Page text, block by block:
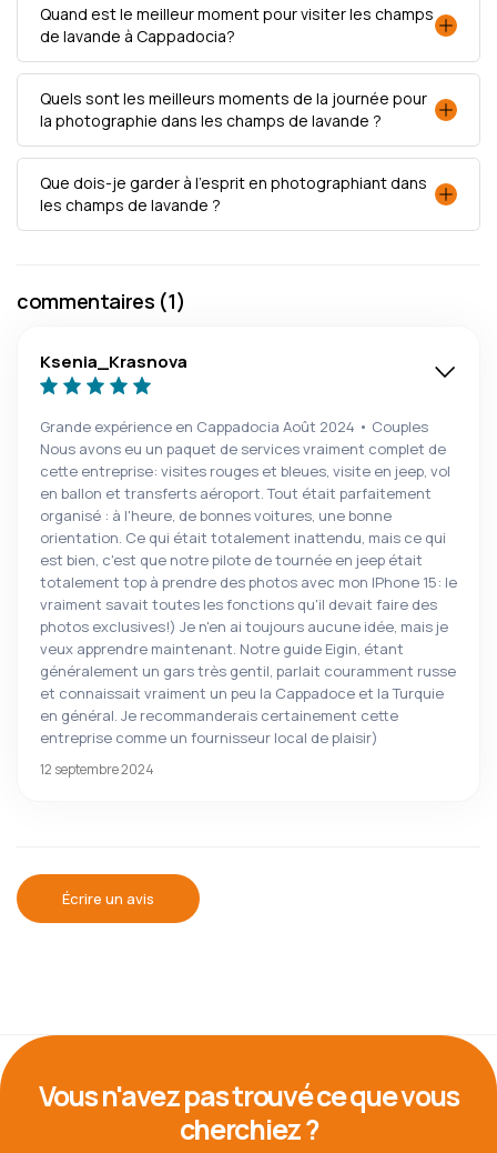
Quand est le meilleur moment pour visiter les champs
de lavande à Cappadocia?
Quels sont les meilleurs moments de la journée pour
la photographie dans les champs de lavande ?
Que dois-je garder à l'esprit en photographiant dans
les champs de lavande ?
commentaires (1)
Ksenia_Krasnova
Grande expérience en Cappadocia Août 2024 • Couples
Nous avons eu un paquet de services vraiment complet de
cette entreprise: visites rouges et bleues, visite en jeep, vol
en ballon et transferts aéroport. Tout était parfaitement
organisé : à l'heure, de bonnes voitures, une bonne
orientation. Ce qui était totalement inattendu, mais ce qui
est bien, c'est que notre pilote de tournée en jeep était
totalement top à prendre des photos avec mon IPhone 15: le
vraiment savait toutes les fonctions qu'il devait faire des
photos exclusives!) Je n'en ai toujours aucune idée, mais je
veux apprendre maintenant. Notre guide Eigin, étant
généralement un gars très gentil, parlait couramment russe
et connaissait vraiment un peu la Cappadoce et la Turquie
en général. Je recommanderais certainement cette
entreprise comme un fournisseur local de plaisir)
12 septembre 2024
Écrire un avis
Vous n'avez pas trouvé ce que vous
cherchiez ?